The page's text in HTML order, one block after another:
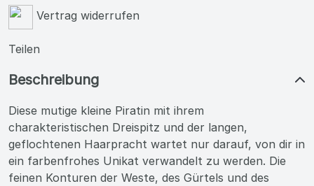
Vertrag widerrufen
Teilen
Beschreibung
Diese mutige kleine Piratin mit ihrem
charakteristischen Dreispitz und der langen,
geflochtenen Haarpracht wartet nur darauf, von dir in
ein farbenfrohes Unikat verwandelt zu werden. Die
feinen Konturen der Weste, des Gürtels und des